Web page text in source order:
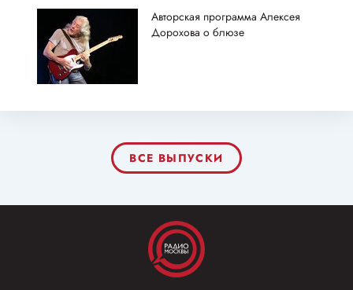
Авторская программа Алексея
Дорохова о блюзе
ВСЕ ВЫПУСКИ